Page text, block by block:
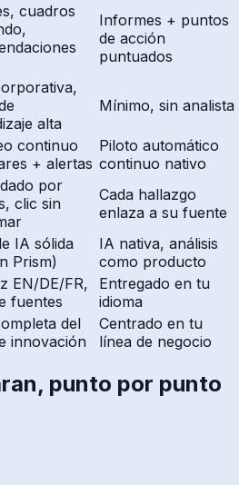
cuadros
Informes + puntos
de acción
puntuados
alta
Mínimo, sin analista
continuo
+ alertas
Piloto automático
continuo nativo
por
clic sin
Cada hallazgo
enlaza a su fuente
IA sólida
Prism)
IA nativa, análisis
como producto
EN/DE/FR,
fuentes
Entregado en tu
idioma
del
innovación
Centrado en tu
línea de negocio
punto por punto